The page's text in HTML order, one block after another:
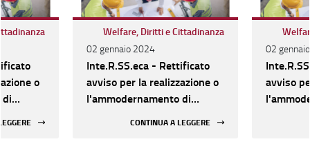
o
Welfare, Diritti e Cittadinanza
02 gennaio 2024
Inte.R.SS.eca - Rettificato
avviso per la realizzazione o
l'ammodernamento di
CONTINUA A LEGGERE
02
avviso